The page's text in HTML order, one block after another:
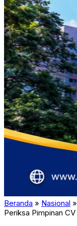
Beranda » Nasional »
Periksa Pimpinan